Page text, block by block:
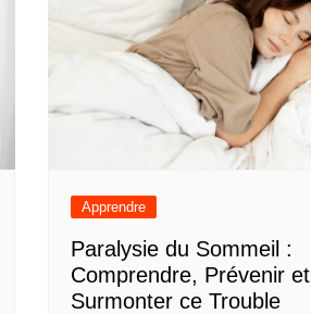
Apprendre
Paralysie du Sommeil :
Comprendre, Prévenir et
Surmonter ce Trouble